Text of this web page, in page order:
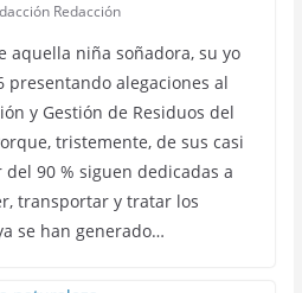
Redacción
aquella niña soñadora, su yo
presentando alegaciones al
y Gestión de Residuos del
tristemente, de sus casi
90 % siguen dedicadas a
transportar y tratar los
se han generado…